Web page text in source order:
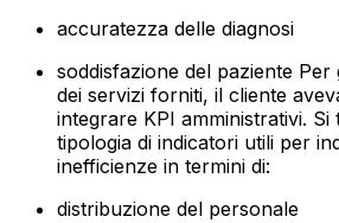
accuratezza delle diagnosi
soddisfazione del paziente‍
dei servizi forniti, il cliente
integrare KPI amministrativi. Si
tipologia di indicatori utili per
inefficienze in termini di:
distribuzione del personale